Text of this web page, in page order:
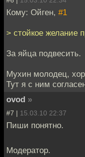
Кому: Ойген, #1
> стойкое желание
За яйца подвесить.
Мухин молодец,
Тут я с ним
ovod »
#7 | 15.03.10 22:37
Пиши понятно.
Модератор.